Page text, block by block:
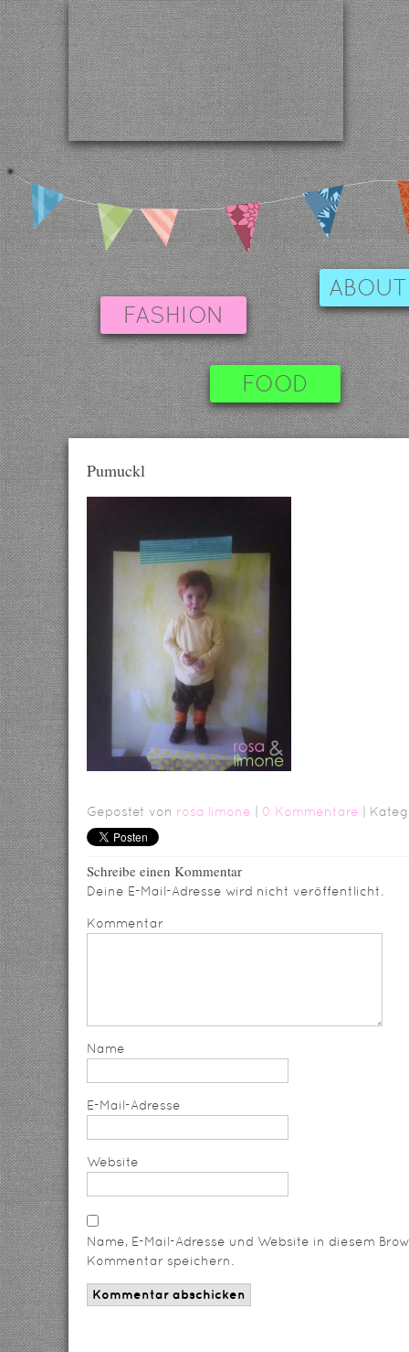
FASHION
FOOD
Pumuckl
Gepostet von rosa limone 0 Kommentare |
Schreibe einen Kommentar
Deine E-Mail-Adresse wird nicht veröffentlicht.
Kommentar
Name
E-Mail-Adresse
Website
Name, E-Mail-Adresse und Website in diesem
Kommentar speichern.